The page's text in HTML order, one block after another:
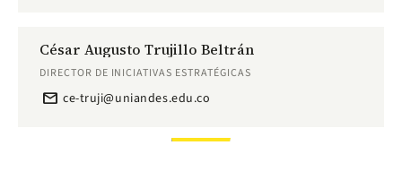
César Augusto Trujillo Beltrán
DIRECTOR DE INICIATIVAS ESTRATÉGICAS
email ce-truji@uniandes.edu.co